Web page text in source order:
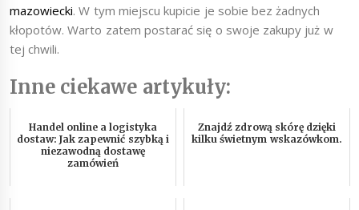
mazowiecki. W tym miejscu kupicie je sobie bez żadnych
kłopotów. Warto zatem postarać się o swoje zakupy już w
tej chwili.
Inne ciekawe artykuły:
Handel online a logistyka
dostaw: Jak zapewnić szybką i
niezawodną dostawę
zamówień
Znajdź zdrową skórę dzięki
kilku świetnym wskazówkom.